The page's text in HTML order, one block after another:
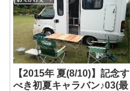
かを判断してるの...
【2015年 夏(8/10)】記念す
べき初夏キャラバン♪03(最